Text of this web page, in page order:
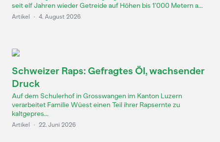
seit elf Jahren wieder Getreide auf Höhen bis 1’000 Metern a...
Artikel · 4. August 2026
Schweizer Raps: Gefragtes Öl, wachsender
Druck
Auf dem Schulerhof in Grosswangen im Kanton Luzern
verarbeitet Familie Wüest einen Teil ihrer Rapsernte zu
kaltgepres...
Artikel · 22. Juni 2026